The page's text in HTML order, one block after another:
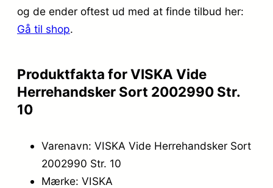
og de ender oftest ud med at finde tilbud her:
Gå til shop.
Produktfakta for VISKA Vide
Herrehandsker Sort 2002990 Str.
10
Varenavn: VISKA Vide Herrehandsker Sort
2002990 Str. 10
Mærke: VISKA